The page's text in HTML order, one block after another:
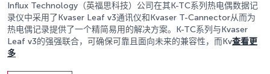
Influx Technology（英福思科技）公司在其K-TC系列热电偶数据记
录仪中采用了Kvaser Leaf v3通讯仪和Kvaser T-Cannector从而为
热电偶记录提供了一个精简易用的解决方案。K-TC系列与Kvaser
Leaf v3的强强联合，可确保可靠且面向未来的兼容性，而Kv查看更
多